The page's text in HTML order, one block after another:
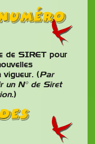
de SIRET pour
(Par
un N° de Siret
)